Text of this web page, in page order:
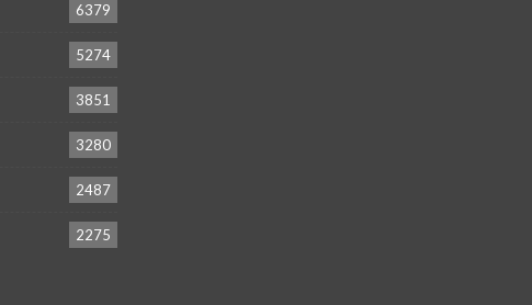
6379
5274
3851
3280
2487
2275